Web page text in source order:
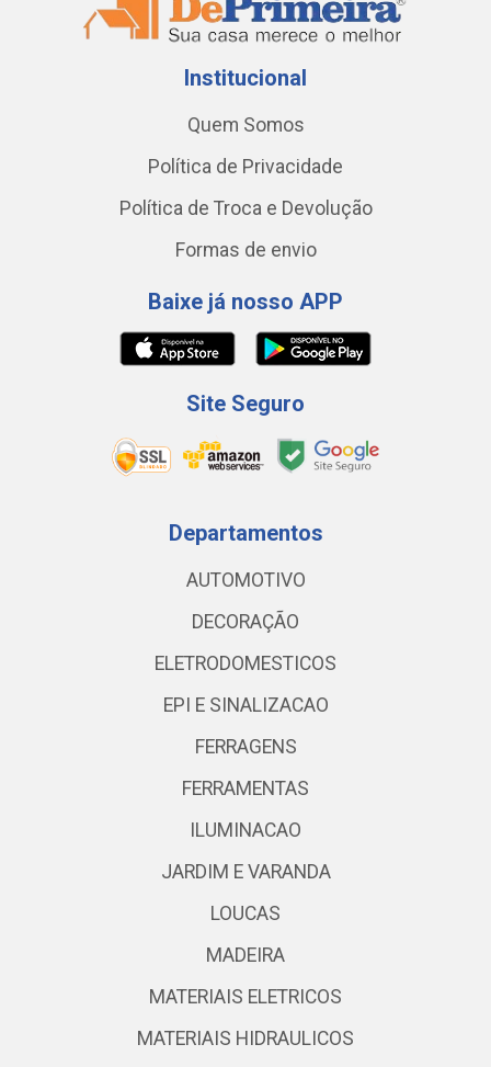
Institucional
Quem Somos
Política de Privacidade
Política de Troca e Devolução
Formas de envio
Baixe já nosso APP
Site Seguro
Departamentos
AUTOMOTIVO
DECORAÇÃO
ELETRODOMESTICOS
EPI E SINALIZACAO
FERRAGENS
FERRAMENTAS
ILUMINACAO
JARDIM E VARANDA
LOUCAS
MADEIRA
MATERIAIS ELETRICOS
MATERIAIS HIDRAULICOS